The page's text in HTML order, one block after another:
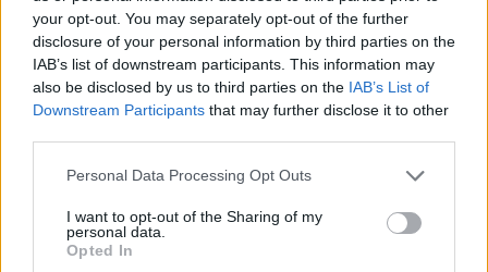
your opt-out. You may separately opt-out of the further
disclosure of your personal information by third parties on the
IAB’s list of downstream participants. This information may
also be disclosed by us to third parties on the IAB’s List of
Downstream Participants that may further disclose it to other
Please note that this website/app uses one or more Google
not limited to your visit or usage behaviour. You may click to
grant or deny consent to Google and its third-party tags to
use your data for below specified purposes in below Google
Personal Data Processing Opt Outs
I want to opt-out of the Sharing of my
personal data.
Opted In